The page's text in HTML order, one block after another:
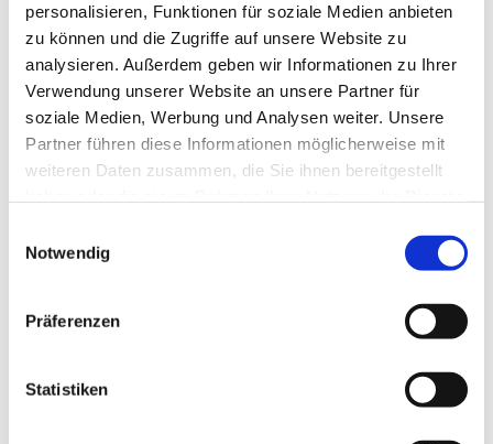
personalisieren, Funktionen für soziale Medien anbieten
zu können und die Zugriffe auf unsere Website zu
analysieren. Außerdem geben wir Informationen zu Ihrer
Verwendung unserer Website an unsere Partner für
soziale Medien, Werbung und Analysen weiter. Unsere
Partner führen diese Informationen möglicherweise mit
weiteren Daten zusammen, die Sie ihnen bereitgestellt
Notwendig
Präferenzen
Statistiken